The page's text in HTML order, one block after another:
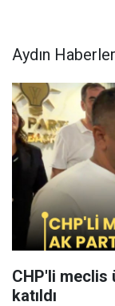
Aydın
CHP'li meclis
katıldı